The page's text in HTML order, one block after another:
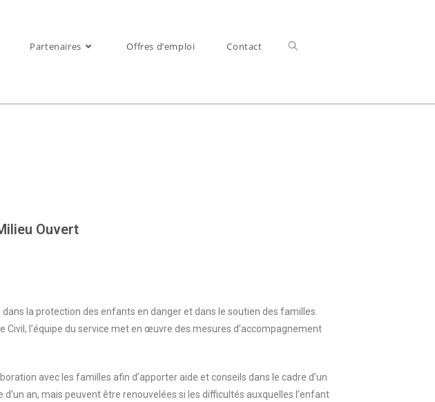
Partenaires Offres d’emploi Contact
Ouvert
la protection des enfants en danger et dans le soutien des familles.
l’équipe du service met en œuvre des mesures d’accompagnement
avec les familles afin d’apporter aide et conseils dans le cadre d’un
an, mais peuvent être renouvelées si les difficultés auxquelles l’enfant